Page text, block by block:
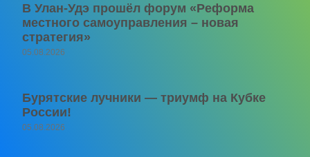
В Улан-Удэ прошёл форум «Реформа
местного самоуправления – новая
стратегия»
05.08.2026
Бурятские лучники — триумф на Кубке
России!
05.08.2026